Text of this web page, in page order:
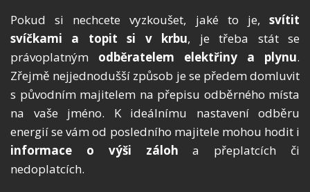
Pokud si nechcete vyzkoušet, jaké to je, svítit
svíčkami a topit si v krbu, je třeba stát se
právoplatným odběratelem elektřiny a plynu.
Zřejmě nejjednodušší způsob je se předem domluvit
s původním majitelem na přepisu odběrného místa
na vaše jméno. K ideálnímu nastavení odběru
energií se vám od posledního majitele mohou hodit i
informace o výši záloh a přeplatcích či
nedoplatcích.